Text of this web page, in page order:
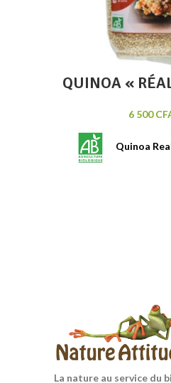
QUINOA «
6 500
Quinoa
La nature au service du